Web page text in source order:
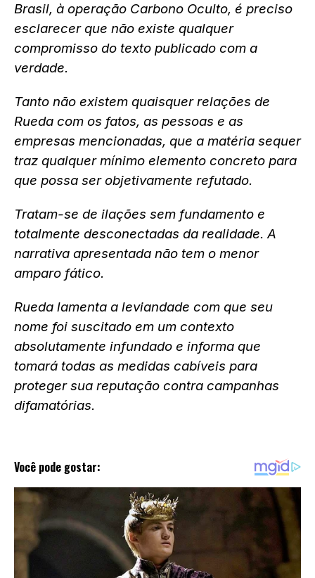
Brasil, à operação Carbono Oculto, é preciso
esclarecer que não existe qualquer
compromisso do texto publicado com a
verdade.
Tanto não existem quaisquer relações de
Rueda com os fatos, as pessoas e as
empresas mencionadas, que a matéria sequer
traz qualquer mínimo elemento concreto para
que possa ser objetivamente refutado.
Tratam-se de ilações sem fundamento e
totalmente desconectadas da realidade. A
narrativa apresentada não tem o menor
amparo fático.
Rueda lamenta a leviandade com que seu
nome foi suscitado em um contexto
absolutamente infundado e informa que
tomará todas as medidas cabíveis para
proteger sua reputação contra campanhas
difamatórias.